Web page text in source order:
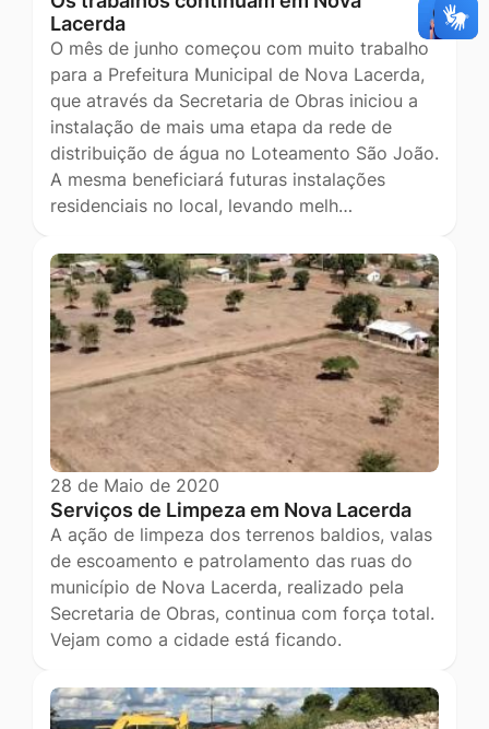
Lacerda
O mês de junho começou com muito trabalho
para a Prefeitura Municipal de Nova Lacerda,
que através da Secretaria de Obras iniciou a
instalação de mais uma etapa da rede de
distribuição de água no Loteamento São João.
A mesma beneficiará futuras instalações
residenciais no local, levando melh…
28 de Maio de 2020
Serviços de Limpeza em Nova Lacerda
A ação de limpeza dos terrenos baldios, valas
de escoamento e patrolamento das ruas do
município de Nova Lacerda, realizado pela
Secretaria de Obras, continua com força total.
Vejam como a cidade está ficando.